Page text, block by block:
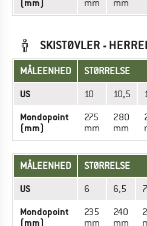
(mm) mm mm
SKISTØVLER -
MÅLEENHED STØRRELSE
US 10 10,5
Mondopoint
(mm)
275
mm
280
mm
MÅLEENHED STØRRELSE
US 6 6,5 7
Mondopoint
(mm)
235
mm
240
mm